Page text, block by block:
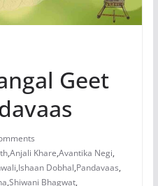
Geet
,Anjali Khare,Avantika Negi,
,Ishaan Dobhal,Pandavaas,
,Shiwani Bhagwat,